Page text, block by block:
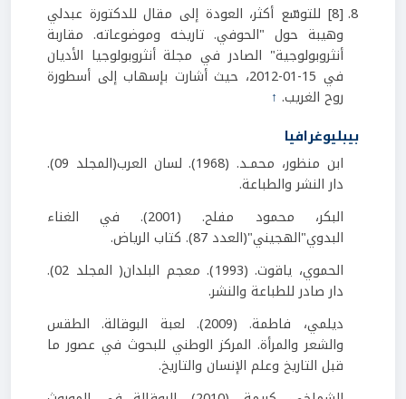
[8] للتوسّع أكثر، العودة إلى مقال للدكتورة عبدلي
وهيبة حول "الحوفي. تاريخه وموضوعاته. مقاربة
أنثروبولوجية" الصادر في مجلة أنثروبولوجيا الأديان
في 15-01-2012، حيث أشارت بإسهاب إلى أسطورة
روح الغريب. ↑
بيبليوغرافيا
ابن منظور، محمـد. (1968). لسان العرب(المجلد 09).
دار النشر والطباعة.
البكر، محمود مفلح. (2001). في الغناء
البدوي"الهجيني"(العدد 87). كتاب الرياض.
الحموي، ياقوت. (1993). معجم البلدان( المجلد 02).
دار صادر للطباعة والنشر.
ديلمي، فاطمة. (2009). لعبة البوقالة. الطقس
والشعر والمرأة. المركز الوطني للبحوث في عصور ما
قبل التاريخ وعلم الإنسان والتاريخ.